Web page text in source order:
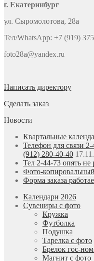
г. Екатеринбург
ул. Сыромолотова, 28а
Тел/WhatsApp: +7 (919)
foto28a@yandex.ru
Написать директору
Сделать заказ
Новости
Квартальные
Телефон для связи
(912) 280-40-40
Тел 2-44-73 опять не
Фото-
Форма заказа
Календари 2026
Сувениры с фото
Кружка
Футболка
Подушка
Тарелка с фото
Брелок гос-
Магнит с фото